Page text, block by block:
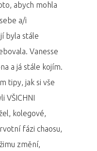
abych mohla
a/i
byla stále
Vanesse
a já stále kojím.
tipy, jak si vše
VŠICHNI
kolegové,
fázi chaosu,
změní,